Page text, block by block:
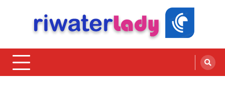
riwaterlady.com
Sharing is Caring